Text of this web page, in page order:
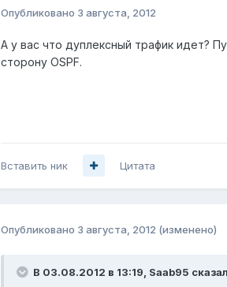
Опубликовано 3 августа, 2012
А у вас что дуплексный трафик идет?
сторону OSPF.
Вставить ник Цитата
Опубликовано 3 августа, 2012 (изменено)
В 03.08.2012 в 13:19, Saab95